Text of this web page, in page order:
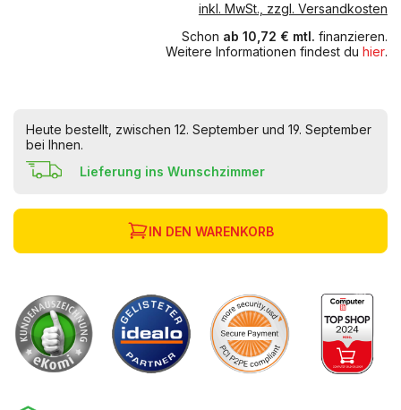
inkl. MwSt., zzgl. Versandkosten
Schon ab 10,72 € mtl. finanzieren.
Weitere Informationen findest du hier.
Heute bestellt, zwischen 12. September und 19. September
bei Ihnen.
Lieferung ins Wunschzimmer
IN DEN WARENKORB